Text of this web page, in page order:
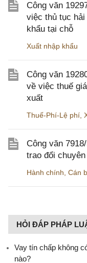
Công văn
việc thủ tục
khẩu tại chỗ
Xuất nhập khẩu
Công văn
về việc thuế
xuất
Thuế-Phí-Lệ phí
Công văn
trao đổi
Hành chính Cán
HỎI ĐÁP PHÁP
Vay tín chấp không
nào?